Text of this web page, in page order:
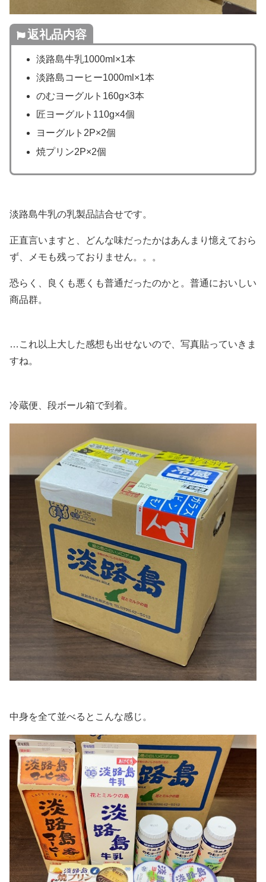
返礼品内容
淡路島牛乳1000ml×1本
淡路島コーヒー1000ml×1本
のむヨーグルト160g×3本
匠ヨーグルト110g×4個
ヨーグルト2P×2個
焼プリン2P×2個
淡路島牛乳の乳製品詰合せです。
正直言いますと、どんな味だったかはあんまり憶えておら
ず、メモも残っておりません。。。
恐らく、良くも悪くも普通だったのかと。普通においしい
商品群。
…これ以上大した感想も出せないので、写真貼っていきま
すね。
冷蔵便、段ボール箱で到着。
中身を全て並べるとこんな感じ。